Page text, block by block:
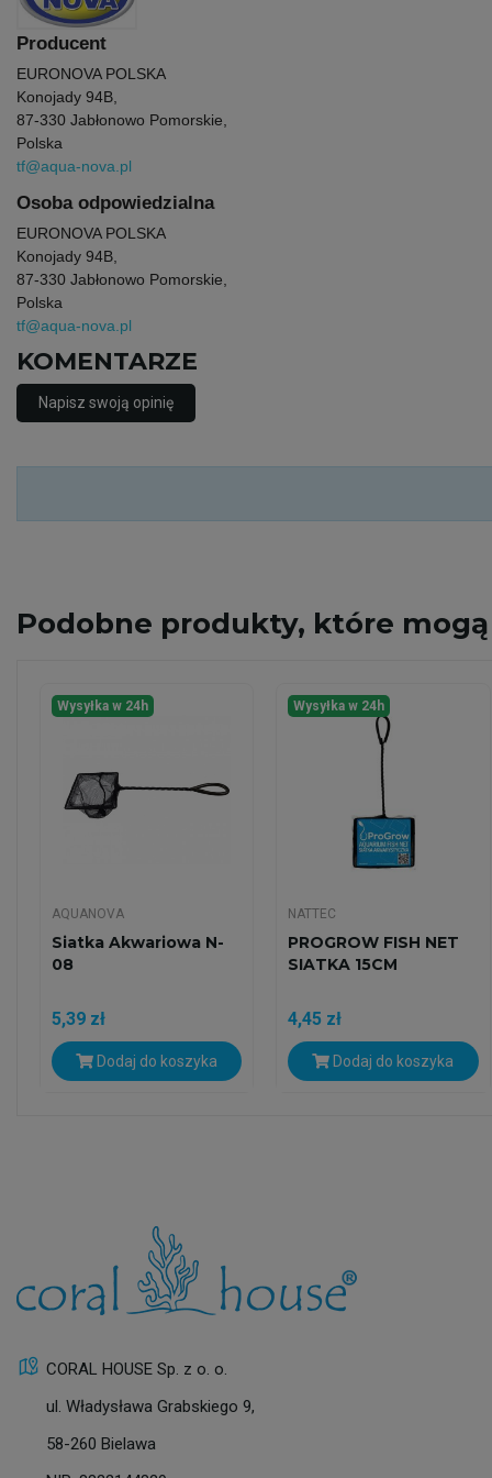
Producent
EURONOVA POLSKA
Konojady 94B,
87-330 Jabłonowo Pomorskie,
Polska
tf@aqua-nova.pl
Osoba odpowiedzialna
EURONOVA POLSKA
Konojady 94B,
87-330 Jabłonowo Pomorskie,
Polska
tf@aqua-nova.pl
KOMENTARZE
Napisz swoją opinię
Podobne produkty, które mogą
Wysyłka w 24h
AQUANOVA
Siatka Akwariowa N-
08
5,39 zł
Dodaj do koszyka
Wysyłka w 24h
NATTEC
PROGROW FISH NET
SIATKA 15CM
4,45 zł
Dodaj do koszyka
CORAL HOUSE Sp. z o. o.
ul. Władysława Grabskiego 9,
58-260 Bielawa